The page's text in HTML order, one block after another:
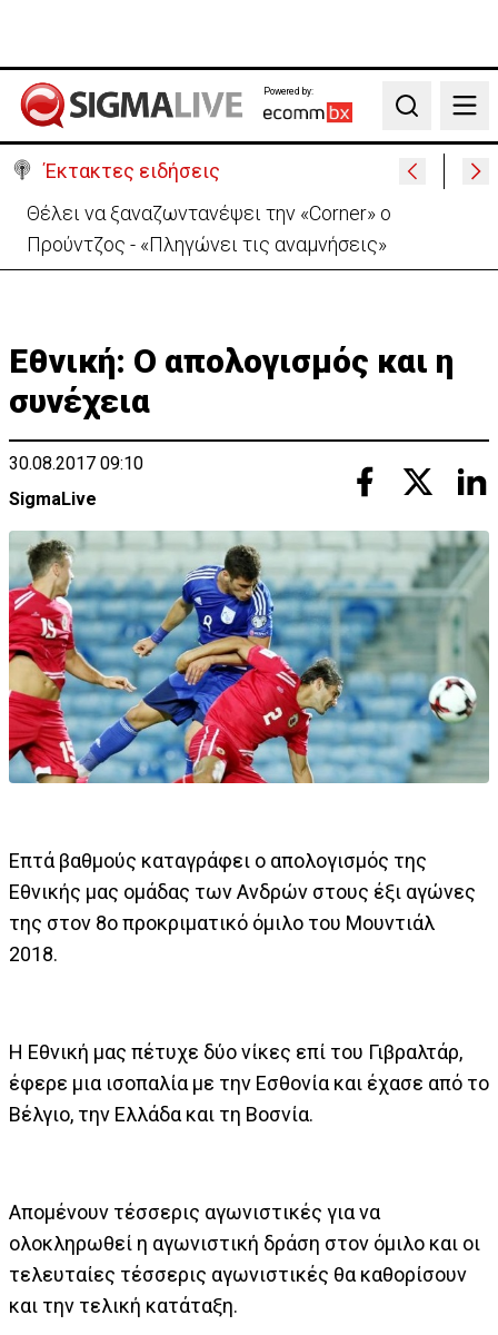
Powered by:
Search
Έκτακτες ειδήσεις
Θέλει να ξαναζωντανέψει την «Corner» o
Προύντζος - «Πληγώνει τις αναμνήσεις»
Εθνική: Ο απολογισμός και η
συνέχεια
30.08.2017 09:10
SigmaLive
Επτά βαθμούς καταγράφει ο απολογισμός της
Εθνικής μας ομάδας των Ανδρών στους έξι αγώνες
της στον 8ο προκριματικό όμιλο του Μουντιάλ
2018.
Η Εθνική μας πέτυχε δύο νίκες επί του Γιβραλτάρ,
έφερε μια ισοπαλία με την Εσθονία και έχασε από το
Βέλγιο, την Ελλάδα και τη Βοσνία.
Απομένουν τέσσερις αγωνιστικές για να
ολοκληρωθεί η αγωνιστική δράση στον όμιλο και οι
τελευταίες τέσσερις αγωνιστικές θα καθορίσουν
και την τελική κατάταξη.